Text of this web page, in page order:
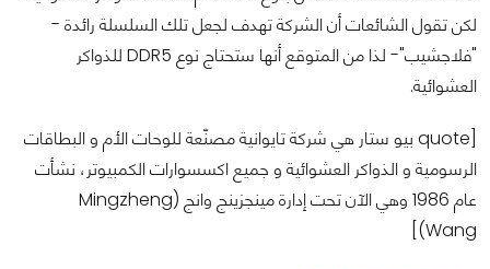
لكن تقول الشائعات أن الشركة تهدف لجعل تلك السلسلة رائدة -
"فلاجشيب"- لذا من المتوقع أنها ستحتاج نوع DDR5 للذواكر
العشوائية.
[quote بيو ستار هي شركة تايوانية مصنّعة للوحات الأم و البطاقات
الرسومية و الذواكر العشوائية و جميع اكسسوارات الكمبيوتر، نشأت
عام 1986 وهي الآن تحت إدارة مينجزينج وانج (Mingzheng
Wang)]